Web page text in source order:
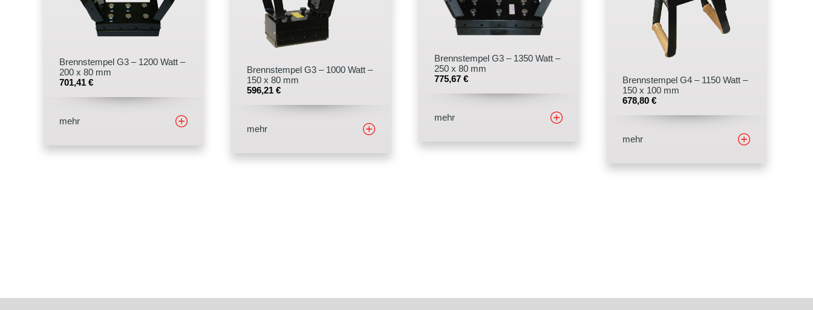
Brennstempel G3 – 1200 Watt –
200 x 80 mm
701,41 €
mehr
Brennstempel G3 – 1000 Watt –
150 x 80 mm
596,21€
mehr
Brennstempel G3 – 1350 Watt –
250 x 80 mm
775,67€
mehr
Brennstempel G4 – 1150 Watt –
150 x 100 mm
678,80 €
mehr